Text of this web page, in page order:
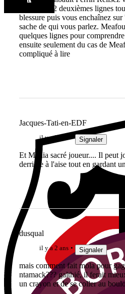
parlez des 2 deuxièmes lignes
blessure puis vous enchaînez
sache de qui vous parlez.
quelques lignes pour
ensuite seulement du cas de
compliqué à lire
Jacques-Tati-en-EDF
il y a 2 ans Signaler
Et Mallia sacré joueur.... Il peut
derrière à l'aise tout en gardant
dusqual
il y a 2 ans Signaler
mais comment fait mola pour
ntamack??? galthié, il ferait
un crayon et de se coller au